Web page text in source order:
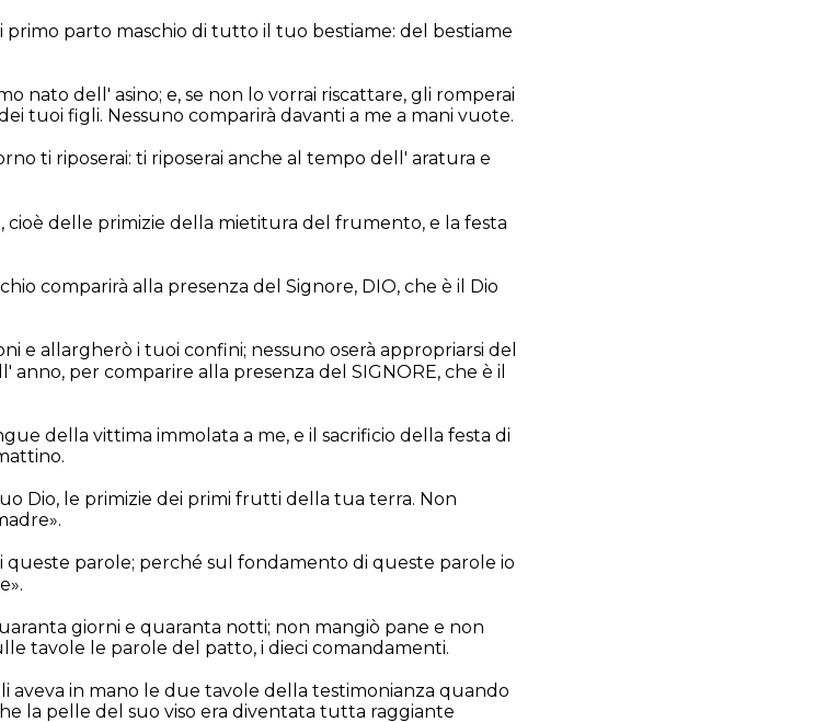
primo parto maschio di tutto il tuo bestiame: del bestiame
nato dell' asino; e, se non lo vorrai riscattare, gli romperai
tuoi figli. Nessuno comparirà davanti a me a mani vuote.
ti riposerai: ti riposerai anche al tempo dell' aratura e
cioè delle primizie della mietitura del frumento, e la festa
comparirà alla presenza del Signore, DIO, che è il Dio
e allargherò i tuoi confini; nessuno oserà appropriarsi del
anno, per comparire alla presenza del SIGNORE, che è il
della vittima immolata a me, e il sacrificio della festa di
Dio, le primizie dei primi frutti della tua terra. Non
queste parole; perché sul fondamento di queste parole io
giorni e quaranta notti; non mangiò pane e non
tavole le parole del patto, i dieci comandamenti.
aveva in mano le due tavole della testimonianza quando
la pelle del suo viso era diventata tutta raggiante